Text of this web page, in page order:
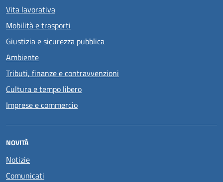
Vita lavorativa
Mobilità e trasporti
Giustizia e sicurezza pubblica
Ambiente
Tributi, finanze e contravvenzioni
Cultura e tempo libero
Imprese e commercio
NOVITÀ
Notizie
Comunicati